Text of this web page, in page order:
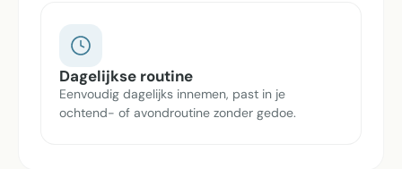
Dagelijkse routine
Eenvoudig dagelijks innemen, past in je
ochtend- of avondroutine zonder gedoe.